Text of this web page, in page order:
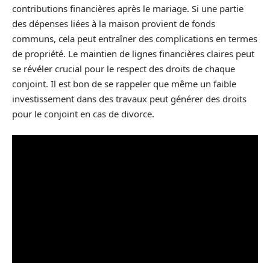
contributions financières après le mariage. Si une partie
des dépenses liées à la maison provient de fonds
communs, cela peut entraîner des complications en termes
de propriété. Le maintien de lignes financières claires peut
se révéler crucial pour le respect des droits de chaque
conjoint. Il est bon de se rappeler que même un faible
investissement dans des travaux peut générer des droits
pour le conjoint en cas de divorce.